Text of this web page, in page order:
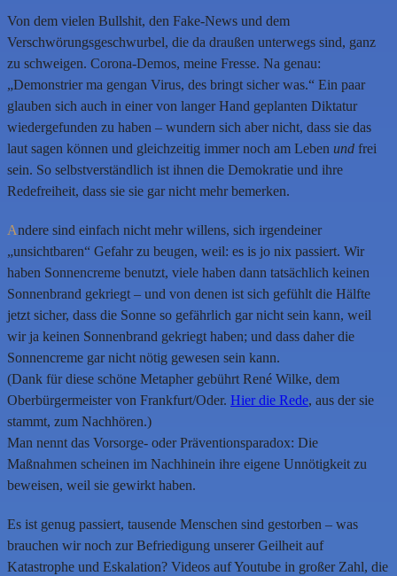
Von dem vielen Bullshit, den Fake-News und dem
Verschwörungsgeschwurbel, die da draußen unterwegs sind, ganz
zu schweigen. Corona-Demos, meine Fresse. Na genau:
„Demonstrier ma gengan Virus, des bringt sicher was.“ Ein paar
glauben sich auch in einer von langer Hand geplanten Diktatur
wiedergefunden zu haben – wundern sich aber nicht, dass sie das
laut sagen können und gleichzeitig immer noch am Leben und frei
sein. So selbstverständlich ist ihnen die Demokratie und ihre
Redefreiheit, dass sie sie gar nicht mehr bemerken.
Andere sind einfach nicht mehr willens, sich irgendeiner
„unsichtbaren“ Gefahr zu beugen, weil: es is jo nix passiert. Wir
haben Sonnencreme benutzt, viele haben dann tatsächlich keinen
Sonnenbrand gekriegt – und von denen ist sich gefühlt die Hälfte
jetzt sicher, dass die Sonne so gefährlich gar nicht sein kann, weil
wir ja keinen Sonnenbrand gekriegt haben; und dass daher die
Sonnencreme gar nicht nötig gewesen sein kann.
(Dank für diese schöne Metapher gebührt René Wilke, dem
Oberbürgermeister von Frankfurt/Oder. Hier die Rede, aus der sie
stammt, zum Nachhören.)
Man nennt das Vorsorge- oder Präventionsparadox: Die
Maßnahmen scheinen im Nachhinein ihre eigene Unnötigkeit zu
beweisen, weil sie gewirkt haben.
Es ist genug passiert, tausende Menschen sind gestorben – was
brauchen wir noch zur Befriedigung unserer Geilheit auf
Katastrophe und Eskalation? Videos auf Youtube in großer Zahl, die